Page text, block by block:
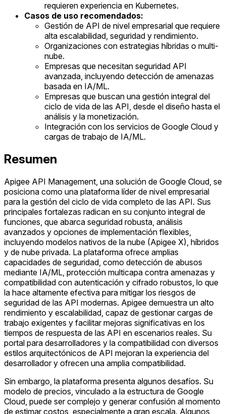
requieren experiencia en Kubernetes.
Casos de uso recomendados:
Gestión de API de nivel empresarial que requiere
alta escalabilidad, seguridad y rendimiento.
Organizaciones con estrategias híbridas o multi-
nube.
Empresas que necesitan seguridad API
avanzada, incluyendo detección de amenazas
basada en IA/ML.
Empresas que buscan una gestión integral del
ciclo de vida de las API, desde el diseño hasta el
análisis y la monetización.
Integración con los servicios de Google Cloud y
cargas de trabajo de IA/ML.
Resumen
Apigee API Management, una solución de Google Cloud, se
posiciona como una plataforma líder de nivel empresarial
para la gestión del ciclo de vida completo de las API. Sus
principales fortalezas radican en su conjunto integral de
funciones, que abarca seguridad robusta, análisis
avanzados y opciones de implementación flexibles,
incluyendo modelos nativos de la nube (Apigee X), híbridos
y de nube privada. La plataforma ofrece amplias
capacidades de seguridad, como detección de abusos
mediante IA/ML, protección multicapa contra amenazas y
compatibilidad con autenticación y cifrado robustos, lo que
la hace altamente efectiva para mitigar los riesgos de
seguridad de las API modernas. Apigee demuestra un alto
rendimiento y escalabilidad, capaz de gestionar cargas de
trabajo exigentes y facilitar mejoras significativas en los
tiempos de respuesta de las API en escenarios reales. Su
portal para desarrolladores y la compatibilidad con diversos
estilos arquitectónicos de API mejoran la experiencia del
desarrollador y ofrecen una amplia compatibilidad.
Sin embargo, la plataforma presenta algunos desafíos. Su
modelo de precios, vinculado a la estructura de Google
Cloud, puede ser complejo y generar confusión al momento
de estimar costos, especialmente a gran escala. Algunos